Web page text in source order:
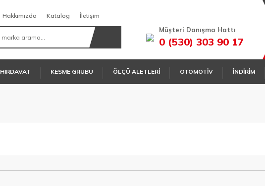
Hakkımızda Katalog İletişim
Müşteri Danışma Hattı
0 (530) 303 90 17
HIRDAVAT KESME GRUBU ÖLÇÜ ALETLERİ OTOMOTİV İNDİRİM